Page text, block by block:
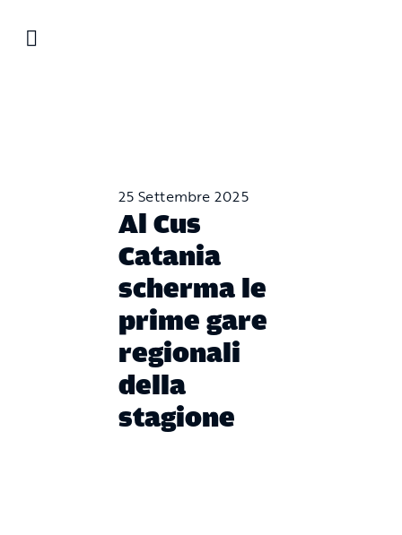
25 Settembre 2025
Al Cus
Catania
scherma le
prime gare
regionali
della
stagione